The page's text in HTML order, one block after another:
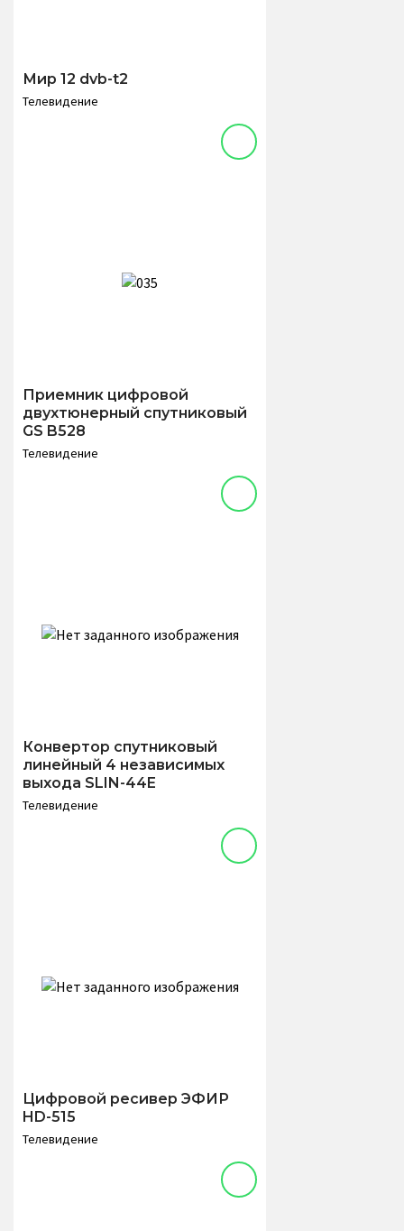
Мир 12 dvb-t2
Телевидение
Приемник цифровой
двухтюнерный спутниковый
GS B528
Телевидение
Конвертор спутниковый
линейный 4 независимых
выхода SLIN-44E
Телевидение
Цифровой ресивер ЭФИР
HD-515
Телевидение